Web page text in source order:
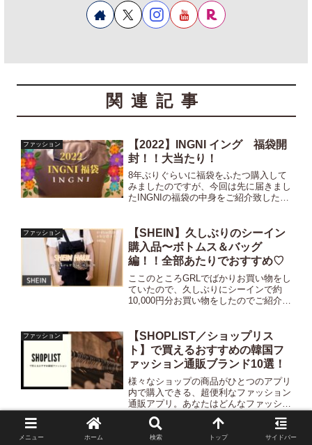
関連記事
ファッション
【2022】INGNI イング 福袋開
封！！大当たり！
8年ぶりぐらいに福袋をふたつ購入して
みましたのですが、今回は先に届きまし
たINGNIの福袋の中身をご紹介致したい
たにも関わらず、お急ぎ便で1月3日の
朝に届きました！！と...
ファッション
【SHEIN】久しぶりのシーイン
購入品〜ボトムス＆バッグ
編！！全部あたりでおすすめ♡
ここのところGRLでばかりお買い物をし
ていたので、久しぶりにシーインで約
10,000円分お買い物をしたのでご紹介し
ら言うとどれも当たりでとっても良いお
買い物ができたと思...
ファッション
【SHOPLIST／ショップリス
ト】で買えるおすすめの韓国フ
ァッション通販ブランド10選！
様々なショップの商品がひとつのアプリ
内で購入できる、超便利なファッション
通販アプリ。あなたはどんなファッショ
ン通販アプリを思い浮かべますか？楽天
ファッション？ZOZOTOWN？それとも
ファッションウォーカー？いや、
ファッション 【GRL】久しぶり！最新グレイ
メニュー ホーム 検索 トップ サイドバー